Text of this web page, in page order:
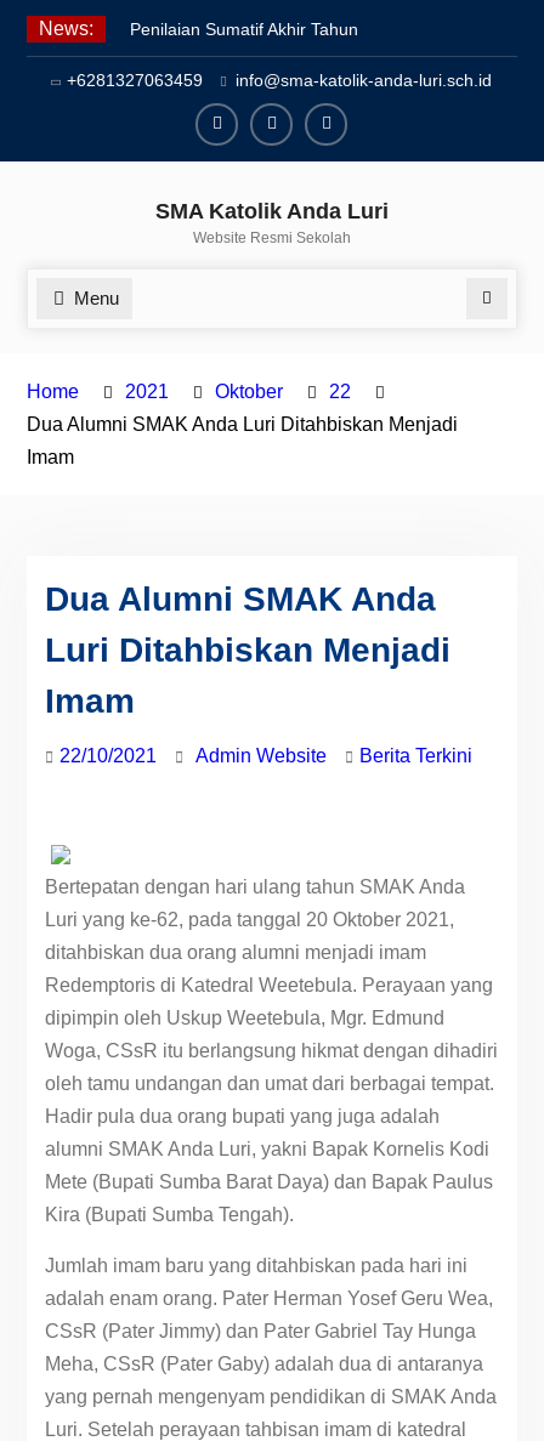
Skip
content
News:
Penilaian Sumatif Akhir Tahun
Semester Genap 2025/2026
Pengumuman Kelulusan Siswa
Kelas XII SMAK Anda Luri
Pelantikan Pengurus Osis SMAK
+6281327063459 info@sma-katolik-anda-luri.sch.id
FacebookYoutubeInstagram
SMA Katolik Anda Luri
Website Resmi Sekolah
Menu
Home 2021 Oktober
22
Dua Alumni SMAK Anda Luri Ditahbiskan Menjadi
Imam
Dua Alumni SMAK Anda
Luri Ditahbiskan Menjadi
Imam
22/10/2021 Admin Website Berita Terkini
Bertepatan dengan hari ulang tahun SMAK Anda
Luri yang ke-62, pada tanggal 20 Oktober 2021,
ditahbiskan dua orang alumni menjadi imam
Redemptoris di Katedral Weetebula. Perayaan yang
dipimpin oleh Uskup Weetebula, Mgr. Edmund
Woga, CSsR itu berlangsung hikmat dengan dihadiri
oleh tamu undangan dan umat dari berbagai tempat.
Hadir pula dua orang bupati yang juga adalah
alumni SMAK Anda Luri, yakni Bapak Kornelis Kodi
Mete (Bupati Sumba Barat Daya) dan Bapak Paulus
Kira (Bupati Sumba Tengah).
Jumlah imam baru yang ditahbiskan pada hari ini
adalah enam orang. Pater Herman Yosef Geru Wea,
CSsR (Pater Jimmy) dan Pater Gabriel Tay Hunga
Meha, CSsR (Pater Gaby) adalah dua di antaranya
yang pernah mengenyam pendidikan di SMAK Anda
Luri. Setelah perayaan tahbisan imam di katedral